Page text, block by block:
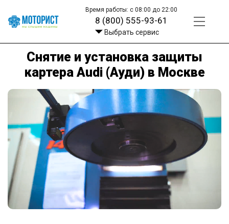
Время работы: с 08:00 до 22:00
8 (800) 555-93-61
Выбрать сервис
Снятие и установка защиты
картера Audi (Ауди) в Москве